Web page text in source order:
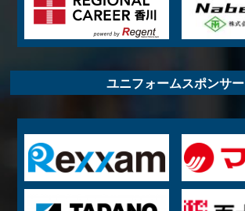
ユニフォームスポンサー